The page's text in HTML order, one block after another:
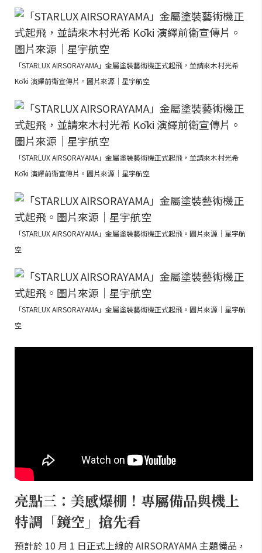
「STARLUX AIRSORAYAMA」金屬塗裝藝術機正式起飛，並請來木村光希
Kōki 演繹前衛宣傳片。圖片來源｜星宇航空
「STARLUX AIRSORAYAMA」金屬塗裝藝術機正式起飛，並請來木村光希
Kōki 演繹前衛宣傳片。圖片來源｜星宇航空
「STARLUX AIRSORAYAMA」金屬塗裝藝術機正式起飛。圖片來源｜星宇航
空
「STARLUX AIRSORAYAMA」金屬塗裝藝術機正式起飛。圖片來源｜星宇航
空
亮點三：美感爆棚！專屬備品與機上
特調「鏡空」搶先看
預計於 10 月 1 日正式上線的 AIRSORAYAMA 主題備品，